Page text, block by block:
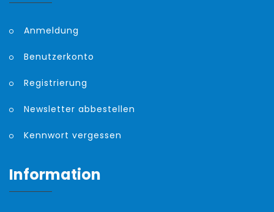
Anmeldung
Benutzerkonto
Registrierung
Newsletter abbestellen
Kennwort vergessen
Information